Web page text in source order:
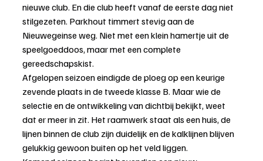
nieuwe club. En die club heeft vanaf de eerste dag niet
stilgezeten. Parkhout timmert stevig aan de
Nieuwegeinse weg. Niet met een klein hamertje uit de
speelgoeddoos, maar met een complete
gereedschapskist.
Afgelopen seizoen eindigde de ploeg op een keurige
zevende plaats in de tweede klasse B. Maar wie de
selectie en de ontwikkeling van dichtbij bekijkt, weet
dat er meer in zit. Het raamwerk staat als een huis, de
lijnen binnen de club zijn duidelijk en de kalklijnen blijven
gelukkig gewoon buiten op het veld liggen.